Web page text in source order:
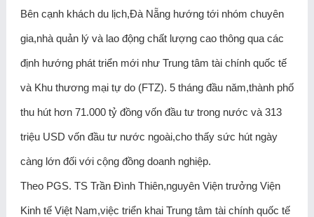
Bên cạnh khách du lịch,Đà Nẵng hướng tới nhóm chuyên
gia,nhà quản lý và lao động chất lượng cao thông qua các
định hướng phát triển mới như Trung tâm tài chính quốc tế
và Khu thương mại tự do (FTZ). 5 tháng đầu năm,thành phố
thu hút hơn 71.000 tỷ đồng vốn đầu tư trong nước và 313
triệu USD vốn đầu tư nước ngoài,cho thấy sức hút ngày
càng lớn đối với cộng đồng doanh nghiệp.
Theo PGS. TS Trần Đình Thiên,nguyên Viện trưởng Viện
Kinh tế Việt Nam,việc triển khai Trung tâm tài chính quốc tế